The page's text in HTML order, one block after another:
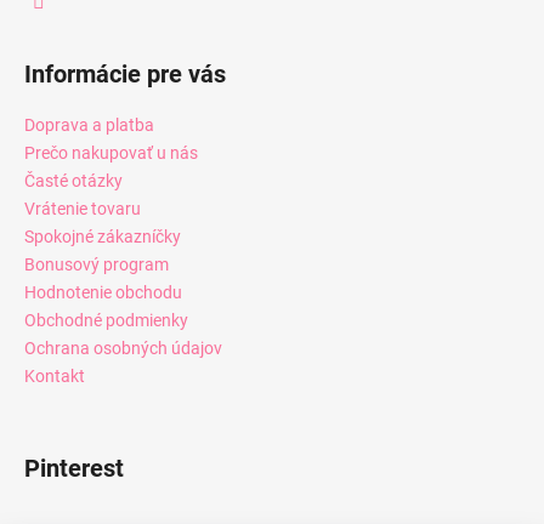
Informácie pre vás
Doprava a platba
Prečo nakupovať u nás
Časté otázky
Vrátenie tovaru
Spokojné zákazníčky
Bonusový program
Hodnotenie obchodu
Obchodné podmienky
Ochrana osobných údajov
Kontakt
Pinterest